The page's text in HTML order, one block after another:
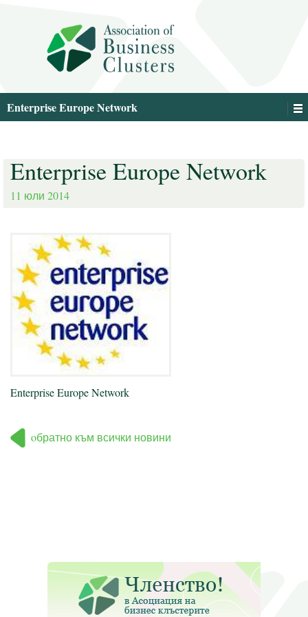
Enterprise Europe Network
Enterprise Europe Network
11 юли 2014
Enterprise Europe Network
oбратно към всички новини